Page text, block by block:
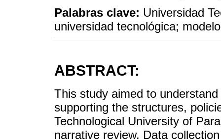
Palabras clave: Universidad
universidad tecnológica;
ABSTRACT:
This study aimed to
supporting the structures,
Technological University of
narrative review. Data